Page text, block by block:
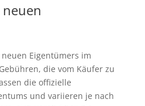
Eigentümers im
die vom Käufer zu
die offizielle
und variieren je nach